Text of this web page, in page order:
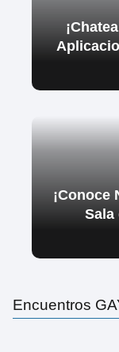
¡Conoce
Sala
Encuentros